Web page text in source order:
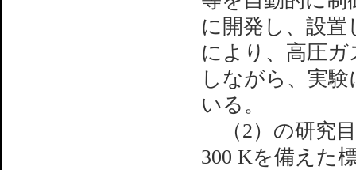
に開発し、設
により、高圧
しながら、実
いる。
（2）の研究
300 Kを備えた